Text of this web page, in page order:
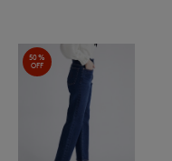
50%
OFF